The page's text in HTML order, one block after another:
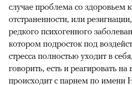
случае проблема со здоровьем
отстраненности, или
редкого психогенного
котором подросток под
стресса полностью уходит в
говорить, есть и реагировать
происходит с парнем по